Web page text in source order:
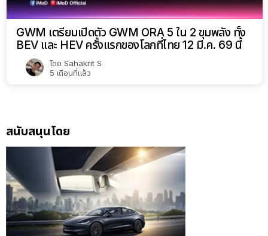
GWM เตรียมเปิดตัว GWM ORA 5 ใน 2 ขุมพลัง ทั้ง
BEV และ HEV ครั้งแรกของโลกที่ไทย 12 มี.ค. 69 นี้
โดย Sahakrit S
5 เดือนที่แล้ว
สนับสนุนโดย